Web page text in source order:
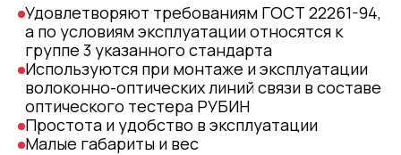
Удовлетворяют требованиям ГОСТ 22261-94,
а по условиям эксплуатации относятся к
группе 3 указанного стандарта
Используются при монтаже и эксплуатации
волоконно-оптических линий связи в составе
оптического тестера РУБИН
Простота и удобство в эксплуатации
Малые габариты и вес